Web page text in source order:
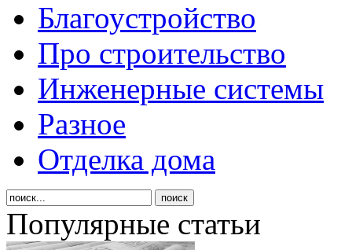
Благоустройство
Про строительство
Инженерные системы
Разное
Отделка дома
Популярные статьи